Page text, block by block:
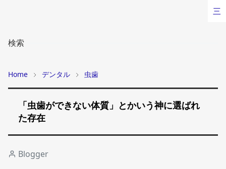
検索
Home デンタル 虫歯
「虫歯ができない体質」とかいう神に選ばれ
た存在
Blogger
三